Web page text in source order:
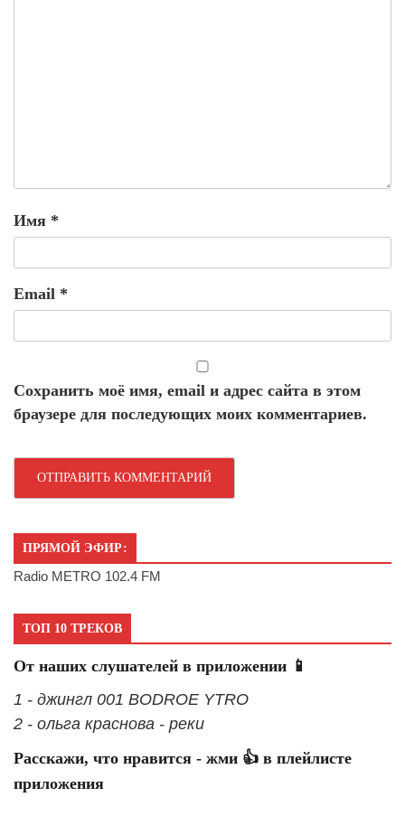
Имя *
Email *
Сохранить моё имя, email и адрес сайта в этом
браузере для последующих моих комментариев.
ПРЯМОЙ ЭФИР:
Radio METRO 102.4 FM
ТОП 10 ТРЕКОВ
От наших слушателей в приложении 📱
1 - джингл 001 BODROE YTRO
2 - ольга краснова - реки
Расскажи, что нравится - жми 👍 в плейлисте
приложения